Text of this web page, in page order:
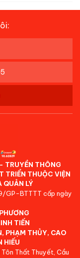
TRUYỀN THÔNG
TRIỂN THUỘC VIỆN
QUẢN LÝ
GP-BTTTT cấp ngày
TIẾN
PHẠM THỦY, CAO
HIẾU
Tôn Thất Thuyết, Cầu